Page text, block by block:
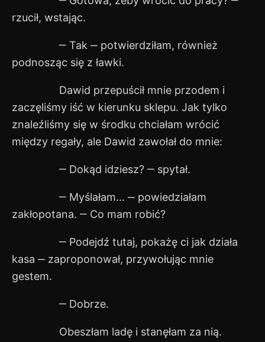
rzucił, wstając.
‒ Tak ‒ potwierdziłam, również
podnosząc się z ławki.
Dawid przepuścił mnie przodem i
zaczęliśmy iść w kierunku sklepu. Jak tylko
znaleźliśmy się w środku chciałam wrócić
między regały, ale Dawid zawołał do mnie:
‒ Dokąd idziesz? ‒ spytał.
‒ Myślałam… ‒ powiedziałam
zakłopotana. ‒ Co mam robić?
‒ Podejdź tutaj, pokażę ci jak działa
kasa ‒ zaproponował, przywołując mnie
gestem.
‒ Dobrze.
Obeszłam ladę i stanęłam za nią.